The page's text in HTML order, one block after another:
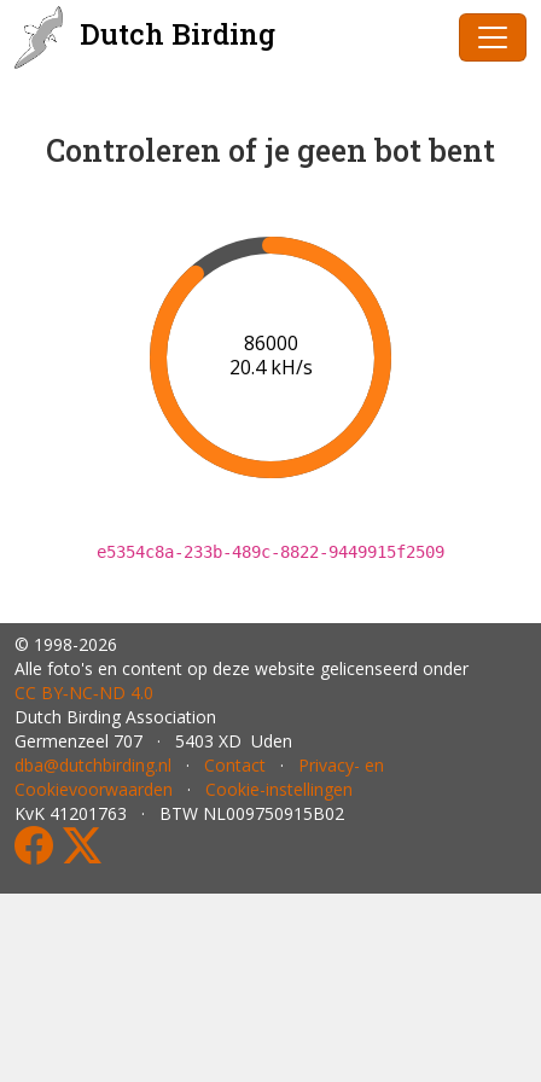
Dutch Birding
Controleren of je geen bot bent
88000
20.5 kH/s
e5354c8a-233b-489c-8822-9449915f2509
© 1998-2026
Alle foto's en content op deze website gelicenseerd onder
CC BY‑NC‑ND 4.0
Dutch Birding Association
Germenzeel 707 · 5403 XD Uden
dba@dutchbirding.nl · Contact · Privacy- en
Cookievoorwaarden · Cookie-instellingen
KvK 41201763 · BTW NL009750915B02